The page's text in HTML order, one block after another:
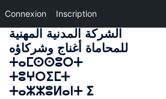
Connexion Inscription
Aller
au
contenu
الشركة المدنية المهنية
للمحاماة أغناج وشركاؤه
ⵜⴰⵎⵙⵙⵓⵔⵜ
ⵜⵓⵖⵔⵉⵎⵜ
ⵜⴰⵣⵣⵓⵍⴰⵏⵜ ⵉ